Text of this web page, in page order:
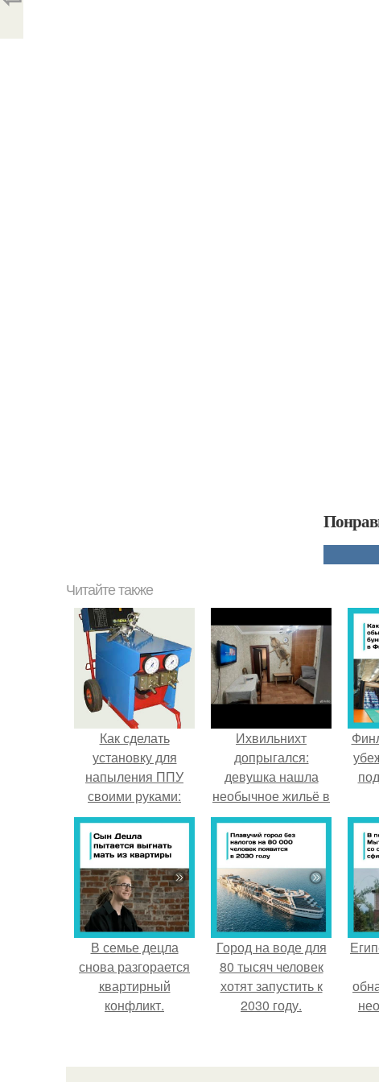
Читайте также
Как сделать
установку для
напыления ППУ
своими руками:
подробный
инструктаж
Ихвильнихт
допрыгался:
девушка нашла
необычное жильё в
Пятигорске.
В семье децла
снова разгорается
квартирный
конфликт.
Город на воде для
80 тысяч человек
хотят запустить к
2030 году.